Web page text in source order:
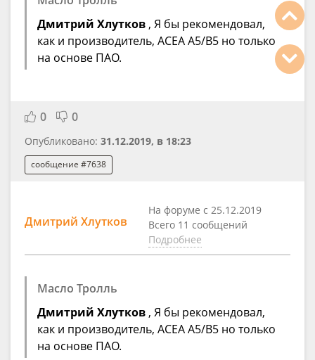
Дмитрий Хлутков , Я бы рекомендовал,
как и производитель, ACEA A5/B5 но только
на основе ПАО.
0 0
Опубликовано: 31.12.2019, в 18:23
сообщение #7638
Дмитрий Хлутков
На форуме с 25.12.2019
Всего 11 сообщений
Подробнее
Масло Тролль
Дмитрий Хлутков , Я бы рекомендовал,
как и производитель, ACEA A5/B5 но только
на основе ПАО.